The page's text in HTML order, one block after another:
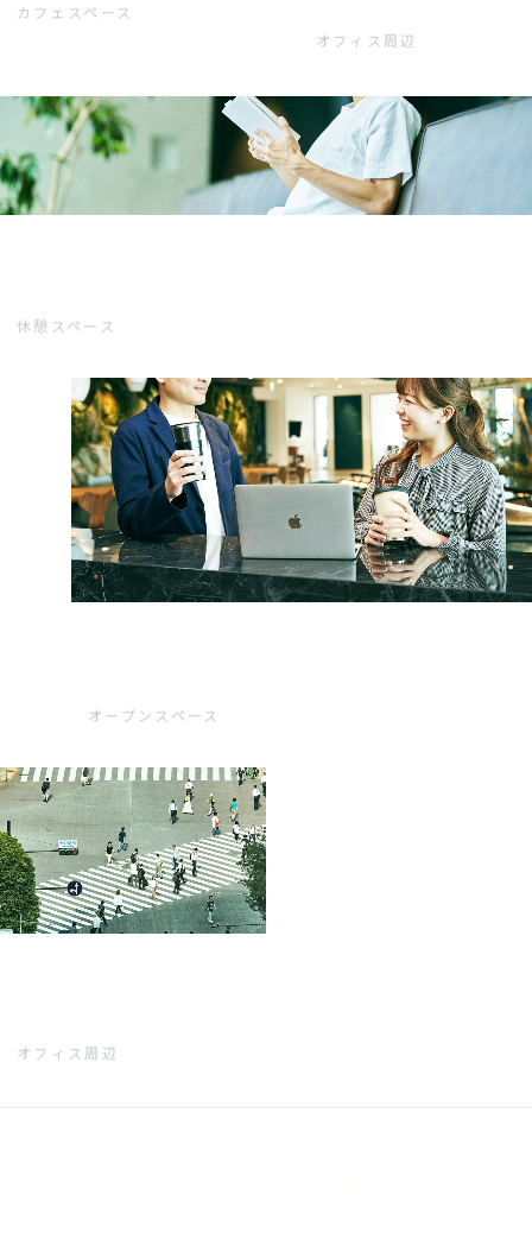
カフェスペース
オフィス周辺
休憩スペース
オープンスペース
オフィス周辺